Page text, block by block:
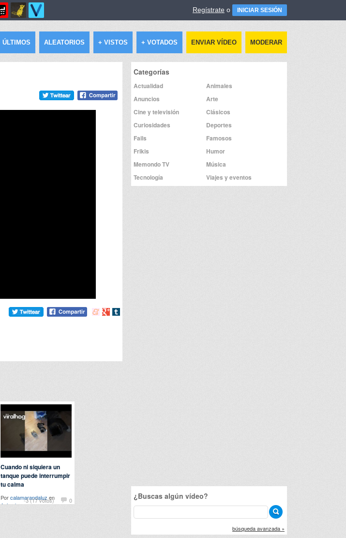
Regístrate o INICIAR SESIÓN
ÚLTIMOS ALEATORIOS + VISTOS + VOTADOS ENVIAR VÍDEO MODERAR
Compartir
Compartir
Compartir
-3 (17 votos) 0
Cuando ni siquiera un
tanque puede interrumpir
tu calma
Porcalamarandaluz en
Animales
Categorías
Actualidad
Animales
Anuncios
Arte
Cine y televisión
Clásicos
Curiosidades
Deportes
Fails
Famosos
Frikis
Humor
Memondo TV
Música
Tecnología
Viajes y eventos
¿Buscas algún vídeo?
búsqueda avanzada »